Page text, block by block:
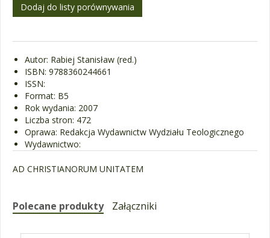
Autor: Rabiej Stanisław (red.)
ISBN: 9788360244661
ISSN:
Format: B5
Rok wydania: 2007
Liczba stron: 472
Oprawa: Redakcja Wydawnictw Wydziału Teologicznego
Wydawnictwo:
AD CHRISTIANORUM UNITATEM
Polecane produkty Załączniki